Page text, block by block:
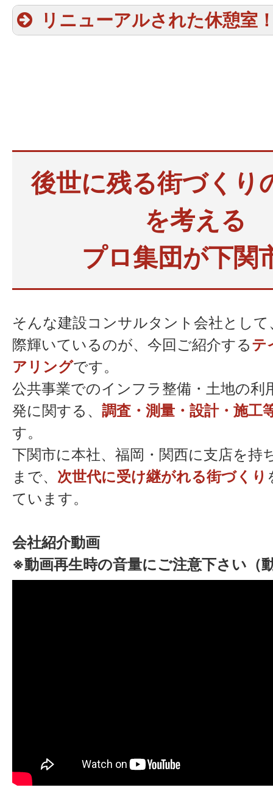
花見
リニューアルされた休憩室
後世に残る街づくり
を考える
プロ集団が下関
そんな建設コンサルタント会社とし
際輝いているのが、今回ご紹介するテ
アリングです。
公共事業でのインフラ整備・土地の利
発に関する、 調査・測量・設計・施工
す。
下関市に本社、福岡・関西に支店を持
まで、 次世代に受け継がれる街づくり
ています。
会社紹介動画
※動画再生時の音量にご注意下さい（